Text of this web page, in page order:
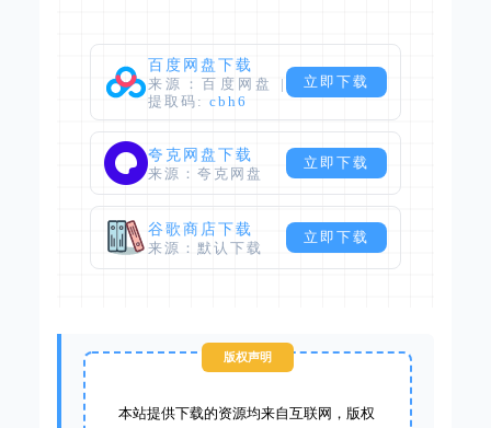
百度网盘下载
来源：百度网盘 |
提取码: cbh6
立即下载
夸克网盘下载
来源：夸克网盘
立即下载
谷歌商店下载
来源：默认下载
立即下载
版权声明
本站提供下载的资源均来自互联网，版权